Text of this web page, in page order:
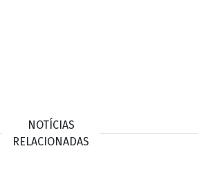
NOTÍCIAS
RELACIONADAS